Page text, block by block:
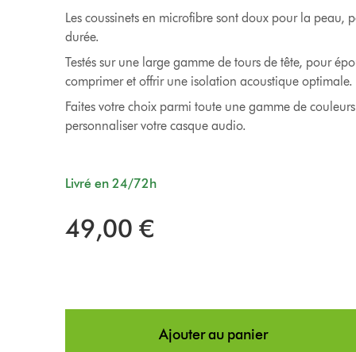
Les coussinets en microfibre sont doux pour la peau,
durée.
Testés sur une large gamme de tours de tête, pour
comprimer et offrir une isolation acoustique optimale.
Faites votre choix parmi toute une gamme de
personnaliser votre casque audio.
Livré en 24/72h
49,00 €
Ajouter au panier